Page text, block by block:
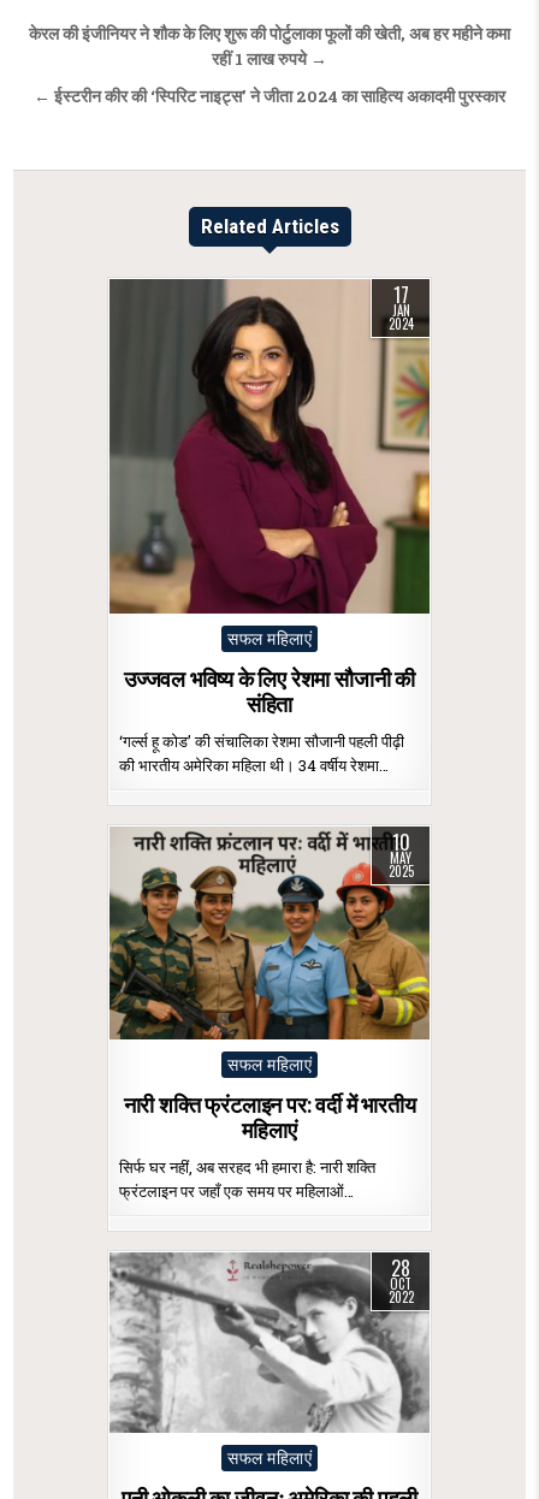
Post
केरल की इंजीनियर ने शौक के लिए शुरू की पोर्टुलाका फूलों की खेती, अब हर महीने कमा
रहीं 1 लाख रुपये →
← ईस्टरीन कीर की ‘स्पिरिट नाइट्स’ ने जीता 2024 का साहित्य अकादमी पुरस्कार
Related Articles
17
JAN
2024
Posted
सफल महिलाएं
उज्जवल भविष्य के लिए रेशमा सौजानी की
संहिता
‘गर्ल्स हू कोड’ की संचालिका रेशमा सौजानी पहली पीढ़ी
की भारतीय अमेरिका महिला थी। 34 वर्षीय रेशमा…
10
MAY
2025
Posted
सफल महिलाएं
नारी शक्ति फ्रंटलाइन पर: वर्दी में भारतीय
महिलाएं
सिर्फ घर नहीं, अब सरहद भी हमारा है: नारी शक्ति
फ्रंटलाइन पर जहाँ एक समय पर महिलाओं…
28
OCT
2022
Posted
सफल महिलाएं